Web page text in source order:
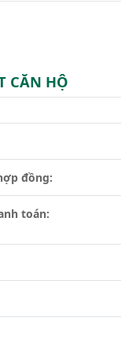
CĂN HỘ
đồng:
toán: